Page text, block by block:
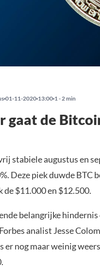
01-11-2020 13:00 1 - 2 min
gaat de
stabiele augustus en
Deze piek duwde BTC
de $11.000 en $12.500.
belangrijke
analist Jesse
er nog maar weinig